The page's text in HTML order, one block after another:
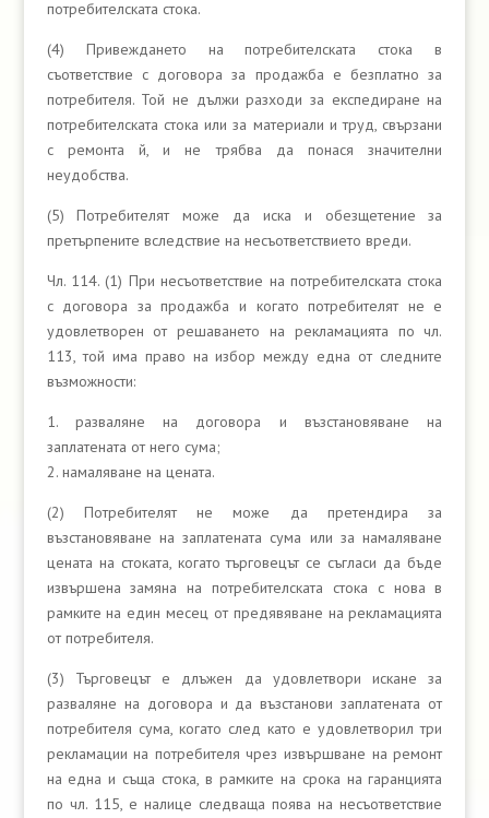
потребителската стока.
(4) Привеждането на потребителската стока в
съответствие с договора за продажба е безплатно за
потребителя. Той не дължи разходи за експедиране на
потребителската стока или за материали и труд, свързани
с ремонта й, и не трябва да понася значителни
неудобства.
(5) Потребителят може да иска и обезщетение за
претърпените вследствие на несъответствието вреди.
Чл. 114. (1) При несъответствие на потребителската стока
с договора за продажба и когато потребителят не е
удовлетворен от решаването на рекламацията по чл.
113, той има право на избор между една от следните
възможности:
1. разваляне на договора и възстановяване на
заплатената от него сума;
2. намаляване на цената.
(2) Потребителят не може да претендира за
възстановяване на заплатената сума или за намаляване
цената на стоката, когато търговецът се съгласи да бъде
извършена замяна на потребителската стока с нова в
рамките на един месец от предявяване на рекламацията
от потребителя.
(3) Търговецът е длъжен да удовлетвори искане за
разваляне на договора и да възстанови заплатената от
потребителя сума, когато след като е удовлетворил три
рекламации на потребителя чрез извършване на ремонт
на една и съща стока, в рамките на срока на гаранцията
по чл. 115, е налице следваща поява на несъответствие